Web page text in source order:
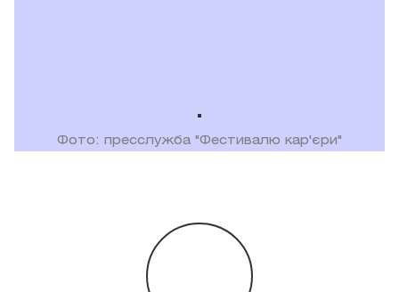
Фото: пресслужба "Фестивалю кар'єри"